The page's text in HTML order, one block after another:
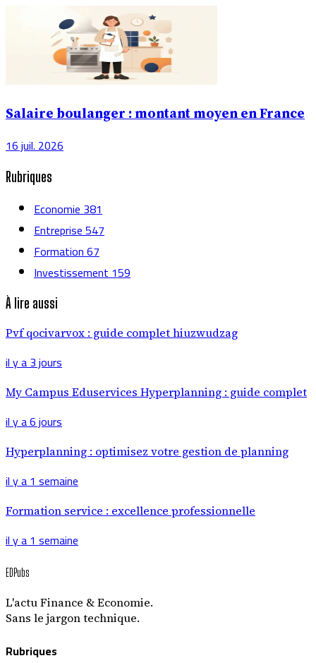
Salaire boulanger : montant moyen en France
16 juil. 2026
Rubriques
Economie381
Entreprise547
Formation67
Investissement159
À lire aussi
Pvf qocivarvox : guide complet hiuzwudzag
il y a 3 jours
My Campus Eduservices Hyperplanning : guide complet
il y a 6 jours
Hyperplanning : optimisez votre gestion de planning
il y a 1 semaine
Formation service : excellence professionnelle
il y a 1 semaine
EDPubs
L'actu Finance & Economie.
Sans le jargon technique.
Rubriques